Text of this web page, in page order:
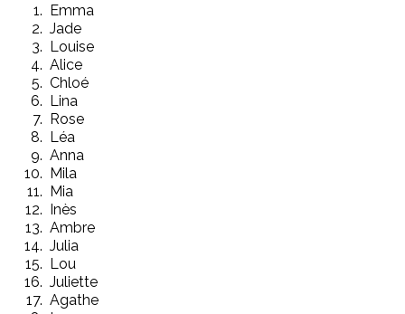
Emma
Jade
Louise
Alice
Chloé
Lina
Rose
Léa
Anna
Mila
Mia
Inès
Ambre
Julia
Lou
Juliette
Agathe